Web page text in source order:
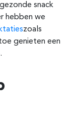
snack
hebben we
zoals
genieten een